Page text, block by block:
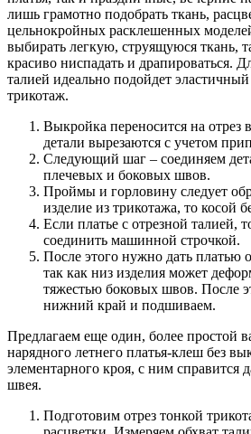
лишь грамотно подобрать ткань,
цельнокройных расклешенных
выбирать легкую, струящуюся ткань,
красиво ниспадать и драпироваться.
талией идеально подойдет
трикотаж.
Выкройка переносится на отрез
детали вырезаются с учетом
Следующий шаг – соединяем
плечевых и боковых швов.
Проймы и горловину следует
изделие из трикотажа, то косой
Если платье с отрезной
соединить машинной строчкой.
После этого нужно дать платью
так как низ изделия может
тяжестью боковых швов. После
нижний край и подшиваем.
Предлагаем еще один, более простой
нарядного летнего платья-клеш без
элементарного кроя, с ним справится
швея.
Подготовим отрез тонкой